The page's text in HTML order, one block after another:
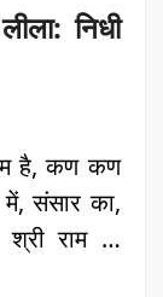
निधी
है, कण कण
संसार का,
राम …